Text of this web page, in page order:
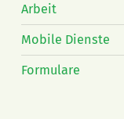
Arbeit
Mobile Dienste
Formulare